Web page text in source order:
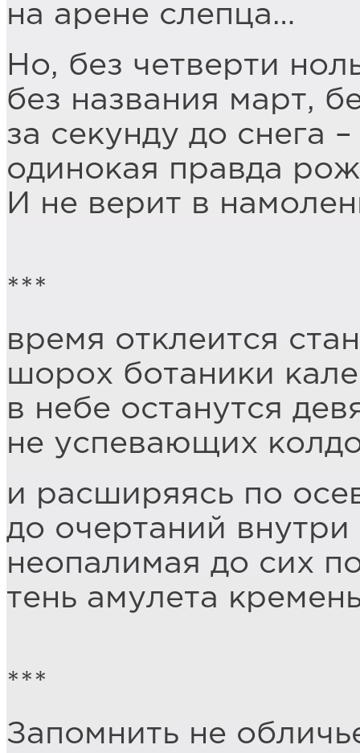
на арене слепца…
Но, без четверти
без названия март,
за секунду до снега
одинокая правда
И не верит в
***
время отклеится
шорох ботаники
в небе останутся
не успевающих
и расширяясь по
до очертаний внутри
неопалимая до сих
тень амулета
***
Запомнить не